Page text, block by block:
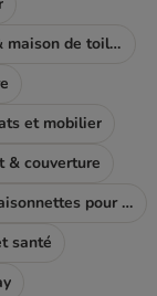
Bac à litière & maison de toilette
et mobilier
& couverture
Niches et maisonnettes pour chat
santé